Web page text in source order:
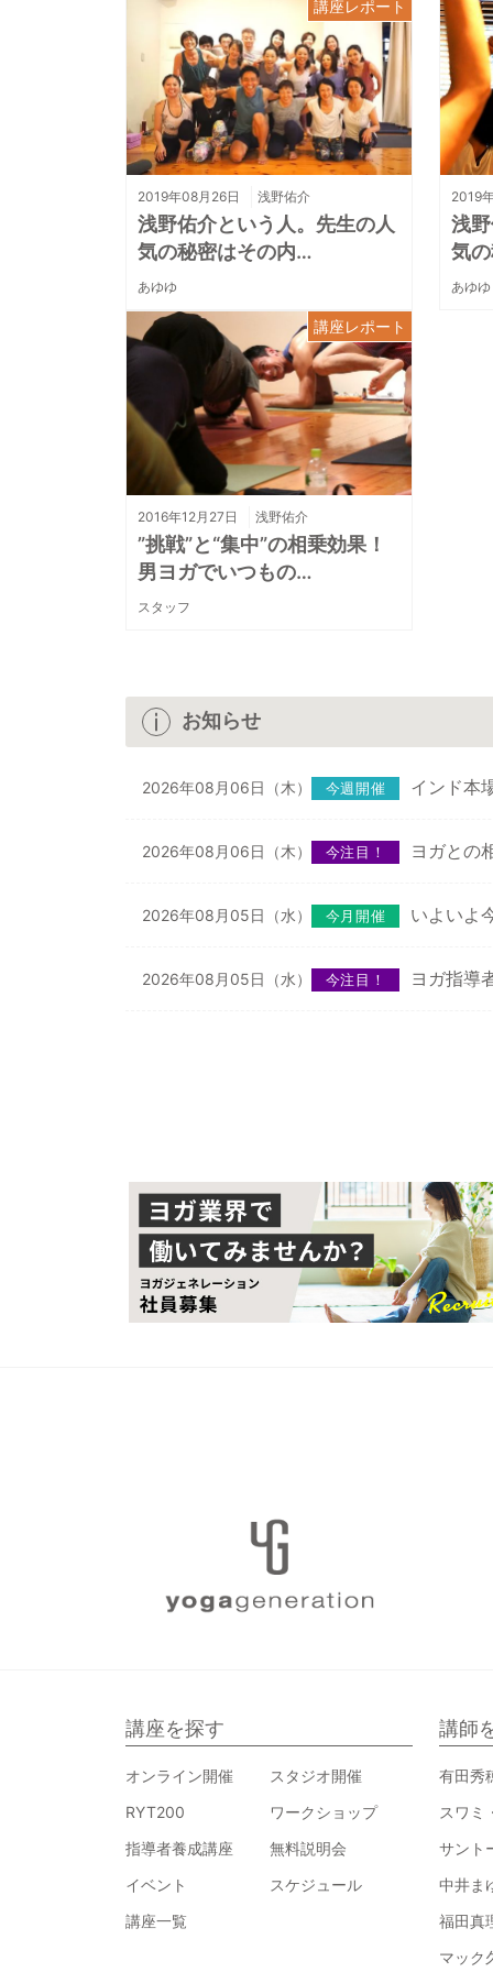
2019年08月26日 浅野佑介
浅野佑介という人。先生の人
気の秘密はその内…
あゆゆ
講座レポート
2019
浅
気
あゆゆ
2016年12月27日 浅野佑介
”挑戦”と“集中”の相乗効果！
男ヨガでいつもの…
スタッフ
講座レポート
お知らせ
2026年08月06日（木） 今週開催 インド本
2026年08月06日（木） 今注目！ ヨガとの
2026年08月05日（水） 今月開催 いよいよ
2026年08月05日（水） 今注目！ ヨガ指導
講座を探す
オンライン開催
スタジオ開催
RYT200
ワークショップ
指導者養成講座
無料説明会
イベント
スケジュール
講座一覧
講師
有田秀
スワミ
サント
中井ま
福田真
マック